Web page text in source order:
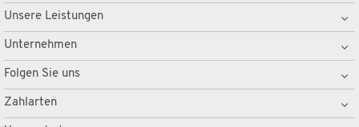
Unsere Leistungen
Unternehmen
Folgen Sie uns
Zahlarten